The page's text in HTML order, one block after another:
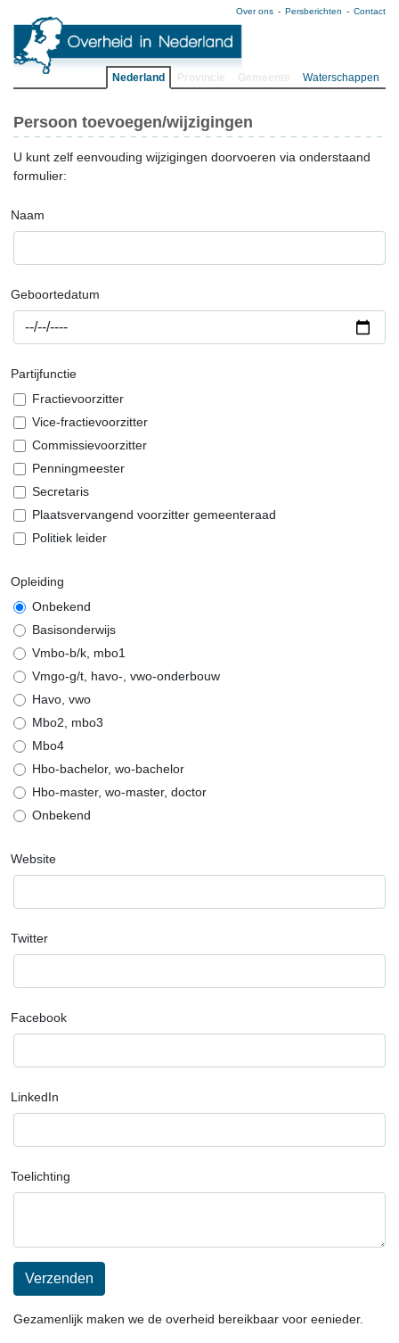
Over ons Persberichten Contact
Nederland Waterschappen
Persoon toevoegen/wijzigingen
U kunt zelf eenvouding wijzigingen doorvoeren via onderstaand
formulier:
Naam
Geboortedatum
Partijfunctie
Fractievoorzitter
Vice-fractievoorzitter
Commissievoorzitter
Penningmeester
Secretaris
Plaatsvervangend voorzitter gemeenteraad
Politiek leider
Opleiding
Onbekend
Basisonderwijs
Vmbo-b/k, mbo1
Vmgo-g/t, havo-, vwo-onderbouw
Havo, vwo
Mbo2, mbo3
Mbo4
Hbo-bachelor, wo-bachelor
Hbo-master, wo-master, doctor
Onbekend
Website
Twitter
Facebook
LinkedIn
Toelichting
Verzenden
Gezamenlijk maken we de overheid bereikbaar voor eenieder.